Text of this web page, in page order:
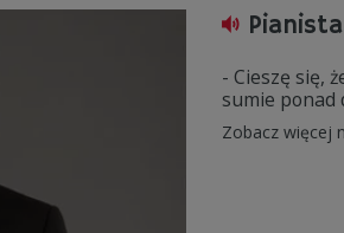
- Cieszę się,
sumie ponad
Zobacz więcej